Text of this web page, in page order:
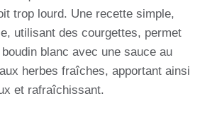
trop lourd. Une recette simple,
utilisant des courgettes, permet
boudin blanc avec une sauce au
herbes fraîches, apportant ainsi
et rafraîchissant.